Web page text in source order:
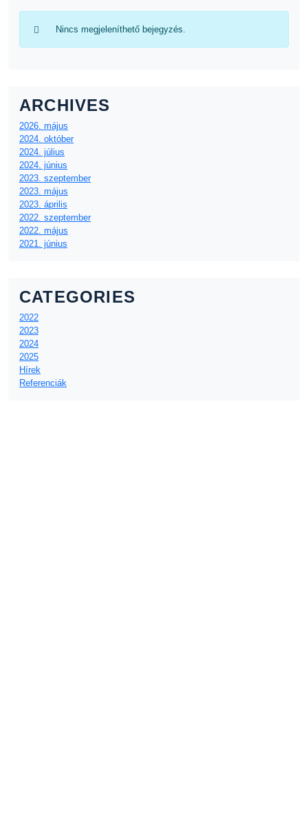
Nincs megjeleníthető bejegyzés.
ARCHIVES
2026. május
2024. október
2024. július
2024. június
2023. szeptember
2023. május
2023. április
2022. szeptember
2022. május
2021. június
CATEGORIES
2022
2023
2024
2025
Hírek
Referenciák